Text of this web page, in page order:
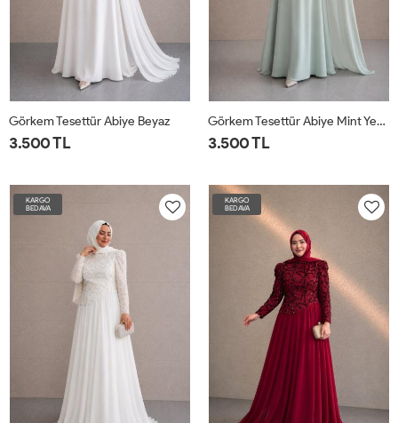
Görkem Tesettür Abiye Beyaz
3.500 TL
Görkem Tesettür Abiye Mint Yeşili
3.500 TL
KARGO
BEDAVA
KARGO
BEDAVA